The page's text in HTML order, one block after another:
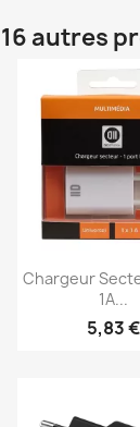
16 autres
Aperçu
Chargeur
1A...
5,83 €